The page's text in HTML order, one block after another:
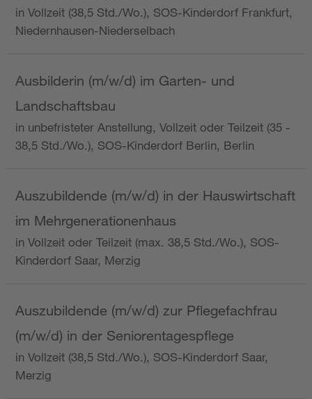
in Vollzeit (38,5 Std./Wo.), SOS-Kinderdorf Frankfurt,
Niedernhausen-Niederselbach
Ausbilderin (m/w/d) im Garten- und
Landschaftsbau
in unbefristeter Anstellung, Vollzeit oder Teilzeit (35 -
38,5 Std./Wo.), SOS-Kinderdorf Berlin, Berlin
Auszubildende (m/w/d) in der Hauswirtschaft
im Mehrgenerationenhaus
in Vollzeit oder Teilzeit (max. 38,5 Std./Wo.), SOS-
Kinderdorf Saar, Merzig
Auszubildende (m/w/d) zur Pflegefachfrau
(m/w/d) in der Seniorentagespflege
in Vollzeit (38,5 Std./Wo.), SOS-Kinderdorf Saar,
Merzig